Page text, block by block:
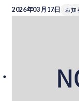
2026年03月17日 お知